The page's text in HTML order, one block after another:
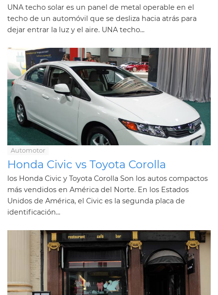
UNA techo solar es un panel de metal operable en el
techo de un automóvil que se desliza hacia atrás para
dejar entrar la luz y el aire. UNA techo...
Automotor
Honda Civic vs Toyota Corolla
los Honda Civic y Toyota Corolla Son los autos compactos
más vendidos en América del Norte. En los Estados
Unidos de América, el Civic es la segunda placa de
identificación...